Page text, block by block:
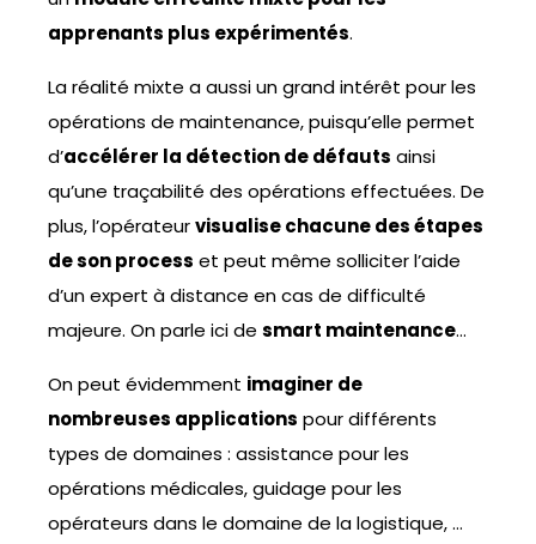
apprenants plus expérimentés.
La réalité mixte a aussi un grand intérêt pour les
opérations de maintenance, puisqu’elle permet
d’accélérer la détection de défauts ainsi
qu’une traçabilité des opérations effectuées. De
plus, l’opérateurvisualise chacune des étapes
de son process et peut même solliciter l’aide
d’un expert à distance en cas de difficulté
majeure. On parle ici de smart maintenance…
On peut évidemment imaginer de
nombreuses applications pour différents
types de domaines : assistance pour les
opérations médicales, guidage pour les
opérateurs dans le domaine de la logistique, …